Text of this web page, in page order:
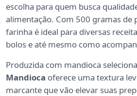
escolha para quem busca
alimentação. Com 500 gramas de
farinha é ideal para diversas
bolos e até mesmo como
Produzida com mandioca
Mandioca oferece uma textura
marcante que vão elevar suas